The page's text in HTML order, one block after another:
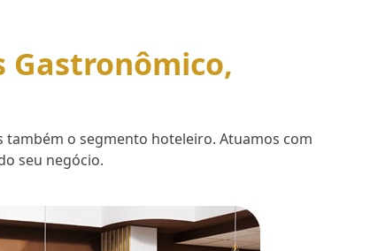
Gastronômico,
também o segmento hoteleiro. Atuamos com
seu negócio.